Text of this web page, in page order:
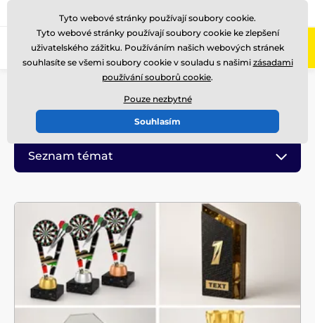
Zavolejte nám (Po-Pá 8-17)
Blog
Seznam témat
Tyto webové stránky používají soubory cookie.
Tyto webové stránky používají soubory cookie ke zlepšení
uživatelského zážitku. Používáním našich webových stránek
souhlasíte se všemi soubory cookie v souladu s našimi zásadami
používání souborů cookie.
Pouze nezbytné
Souhlasím